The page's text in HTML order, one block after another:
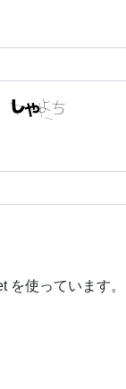
を使っています。